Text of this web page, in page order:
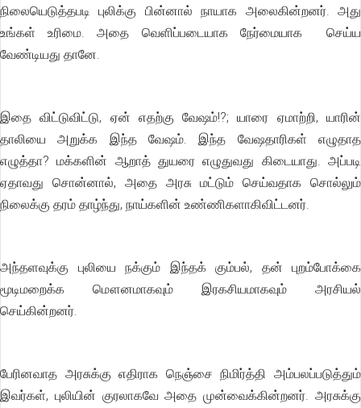
நிலையெடுத்தபடி புலிக்கு பின்னால் நாயாக அலைகின்றனர். அது
உங்கள் உரிமை. அதை வெளிப்படையாக நேர்மையாக செய்ய
வேண்டியது தானே.
இதை விட்டுவிட்டு, ஏன் எதற்கு வேஷம்!?; யாரை ஏமாற்றி, யாரின்
தாலியை அறுக்க இந்த வேஷம். இந்த வேஷதாரிகள் எழுதாத
எழுத்தா? மக்களின் ஆறாத் துயரை எழுதுவது கிடையாது. அப்படி
ஏதாவது சொன்னால், அதை அரசு மட்டும் செய்வதாக சொல்லும்
நிலைக்கு தரம் தாழ்ந்து, நாய்களின் உண்ணிகளாகிவிட்டனர்.
அந்தளவுக்கு புலியை நக்கும் இந்தக் கும்பல், தன் புறம்போக்கை
மூடிமறைக்க மௌனமாகவும் இரகசியமாகவும் அரசியல்
செய்கின்றனர்.
பேரினவாத அரசுக்கு எதிராக நெஞ்சை நிமிர்த்தி அம்பலப்படுத்தும்
இவர்கள், புலியின் குரலாகவே அதை முன்வைக்கின்றனர். அரசுக்கு